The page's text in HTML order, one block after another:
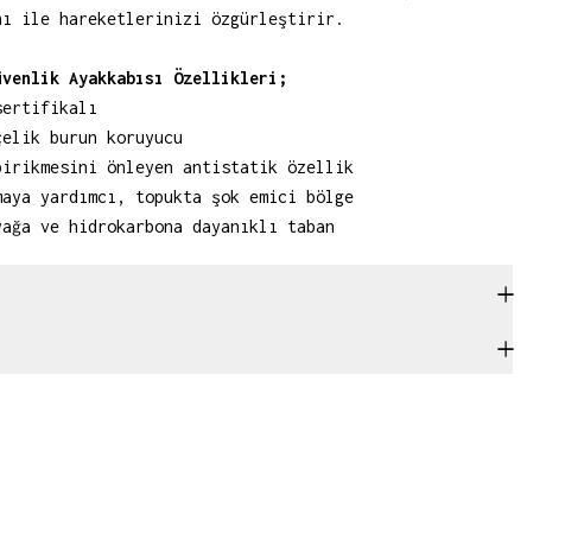
ile hareketlerinizi özgürleştirir.
Ayakkabısı Özellikleri;
burun koruyucu
önleyen antistatik özellik
yardımcı, topukta şok emici bölge
ve hidrokarbona dayanıklı taban